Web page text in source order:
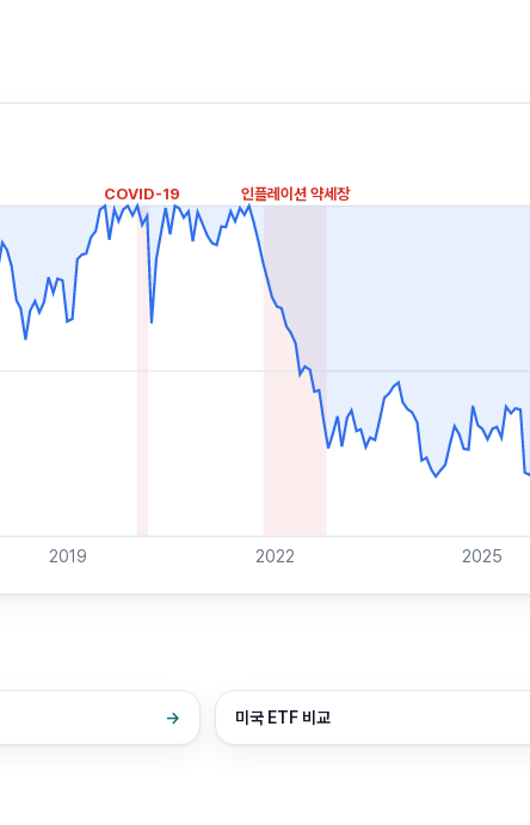
COVID-19 인플레이션 약세장
2019 2022 2025
→ 미국 ETF 비교